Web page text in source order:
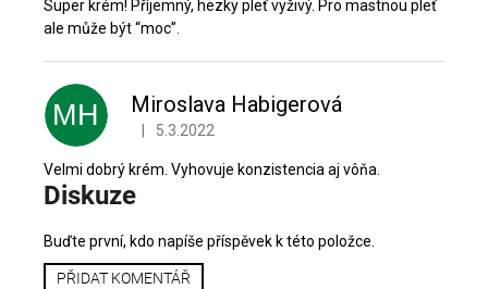
íSuper krém! Příjemný, hezky pleť vyživý. Pro mastnou pleť
ale může být “moc”.
MH Miroslava Habigerová
Hodnocení produktu je 5 z 5 hvězdiček.
5.3.2022
Velmi dobrý krém. Vyhovuje konzistencia aj vôňa.
Diskuze
Buďte první, kdo napíše příspěvek k této položce.
PŘIDAT KOMENTÁŘ